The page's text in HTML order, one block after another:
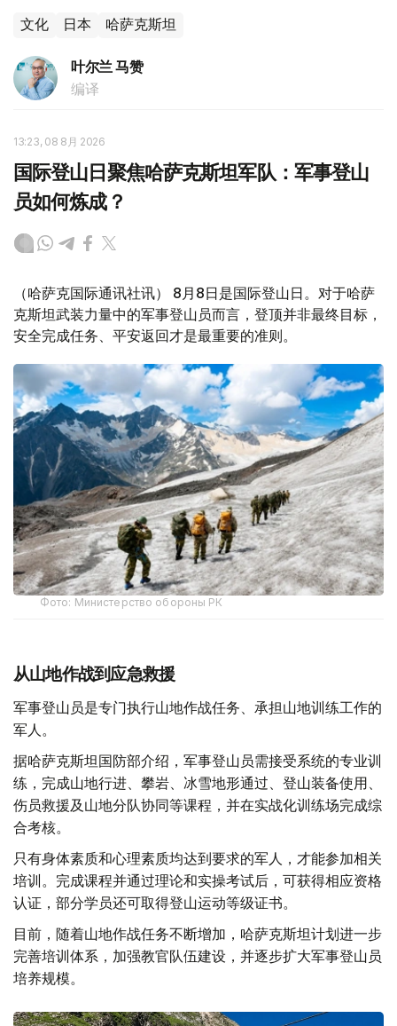
文化 日本 哈萨克斯坦
叶尔兰 马赞
编译
13:23, 08 8月 2026
国际登山日聚焦哈萨克斯坦军队：军事登山
员如何炼成？
（哈萨克国际通讯社讯） 8月8日是国际登山日。对于哈萨
克斯坦武装力量中的军事登山员而言，登顶并非最终目标，
安全完成任务、平安返回才是最重要的准则。
Фото: Министерство обороны РК
从山地作战到应急救援
军事登山员是专门执行山地作战任务、承担山地训练工作的
军人。
据哈萨克斯坦国防部介绍，军事登山员需接受系统的专业训
练，完成山地行进、攀岩、冰雪地形通过、登山装备使用、
伤员救援及山地分队协同等课程，并在实战化训练场完成综
合考核。
只有身体素质和心理素质均达到要求的军人，才能参加相关
培训。完成课程并通过理论和实操考试后，可获得相应资格
认证，部分学员还可取得登山运动等级证书。
目前，随着山地作战任务不断增加，哈萨克斯坦计划进一步
完善培训体系，加强教官队伍建设，并逐步扩大军事登山员
培养规模。